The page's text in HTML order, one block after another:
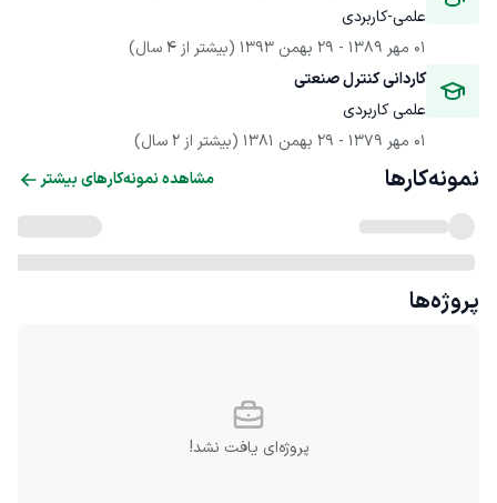
علمی-کاربردی
01 مهر 1389
- 29 بهمن 1393
(بیشتر از 4 سال)
کاردانی کنترل صنعتی
علمی کاربردی
01 مهر 1379
- 29 بهمن 1381 (بیشتر از 2 سال)
نمونه‌کارها مشاهده نمونه‌کارهای بیشتر
پروژه‌ها
پروژه‌ای یافت نشد!